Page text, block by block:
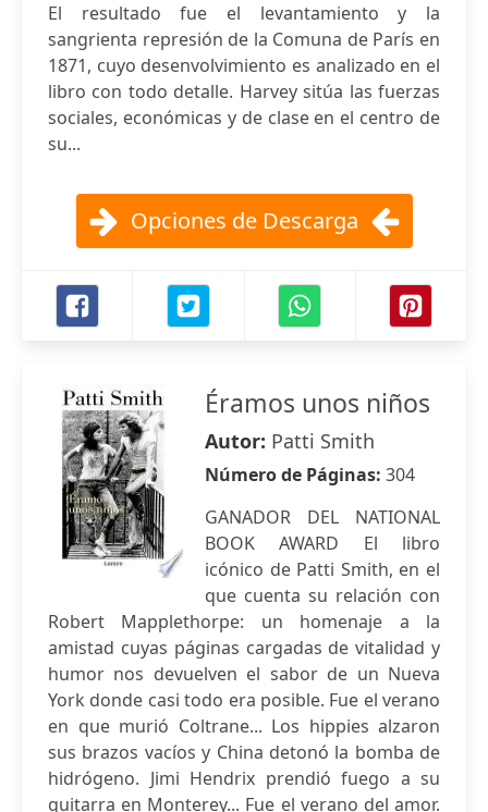
El resultado fue el levantamiento y la
sangrienta represión de la Comuna de París en
1871, cuyo desenvolvimiento es analizado en el
libro con todo detalle. Harvey sitúa las fuerzas
sociales, económicas y de clase en el centro de
su...
Opciones de Descarga
Éramos unos niños
Autor: Patti Smith
Número de Páginas: 304
GANADOR DEL NATIONAL
BOOK AWARD El libro
icónico de Patti Smith, en el
que cuenta su relación con
Robert Mapplethorpe: un homenaje a la
amistad cuyas páginas cargadas de vitalidad y
humor nos devuelven el sabor de un Nueva
York donde casi todo era posible. Fue el verano
en que murió Coltrane... Los hippies alzaron
sus brazos vacíos y China detonó la bomba de
hidrógeno. Jimi Hendrix prendió fuego a su
guitarra en Monterey... Fue el verano del amor.